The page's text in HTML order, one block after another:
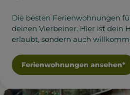
Die besten Ferienwohnungen
deinen Vierbeiner. Hier ist dein
erlaubt, sondern auch
Ferienwohnungen ansehen*